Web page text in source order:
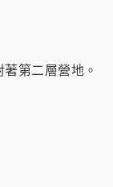
第二層營地。